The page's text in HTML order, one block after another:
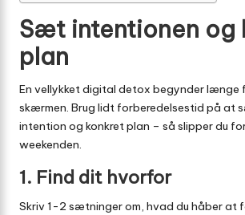
Sæt intentionen og
plan
En vellykket digital detox begynder længe
skærmen. Brug lidt forberedelsestid på at
intention og konkret plan – så slipper du
weekenden.
1. Find dit hvorfor
Skriv 1-2 sætninger om, hvad du håber at